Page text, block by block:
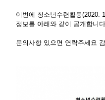
이번에 청소년수련활동(2020.
정보를 아래와 같이 공개합니
문의사항 있으면 연락주세요